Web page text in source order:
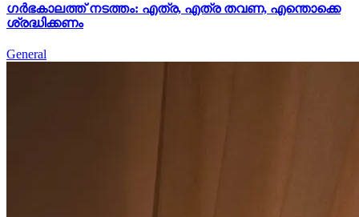
ഗർഭകാലത്ത് നടത്തം: എത്ര, എത്ര തവണ, എന്തൊക്കെ
ശ്രദ്ധിക്കണം
General